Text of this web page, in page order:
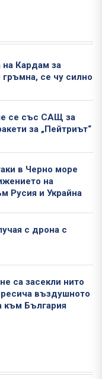
на Кардам за
се чу силно
се със САЩ за
за „Пейтриът“
в Черно море
на
Русия и Украйна
с дрона с
са засекли нито
въздушното
към България